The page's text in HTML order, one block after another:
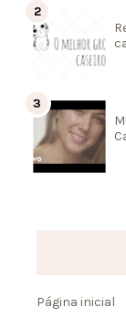
Página inicial